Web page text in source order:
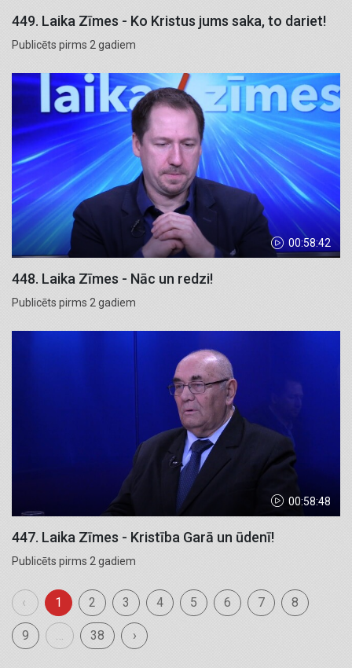
449. Laika Zīmes - Ko Kristus jums saka, to dariet!
Publicēts pirms 2 gadiem
00:58:42
448. Laika Zīmes - Nāc un redzi!
Publicēts pirms 2 gadiem
00:58:48
447. Laika Zīmes - Kristība Garā un ūdenī!
Publicēts pirms 2 gadiem
‹ 1 2 3 4 5 6 7 8
9 38 ›